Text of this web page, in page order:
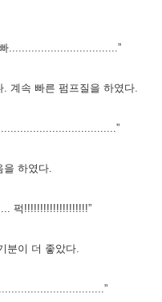
..................................”
계속 빠른 펌프질을 하였다.
하였다.
퍽!!!!!!!!!!!!!!!!!!!!”
분이 더 좋았다.